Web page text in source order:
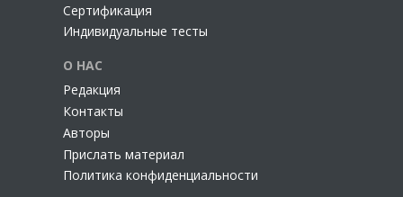
Сертификация
Индивидуальные тесты
О НАС
Редакция
Контакты
Авторы
Прислать материал
Политика конфиденциальности